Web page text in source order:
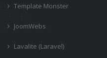
Template Monster
JoomWebs
Lavalite (Laravel)